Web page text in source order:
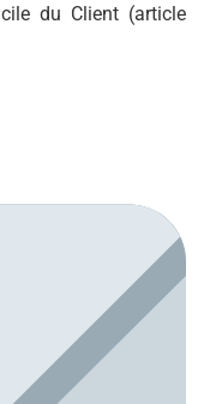
du Client (article